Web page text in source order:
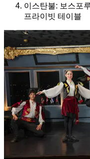
이스탄불: 보스포
프라이빗 테이블